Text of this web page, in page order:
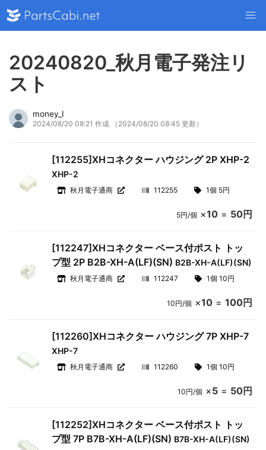
20240820_秋月電子発注リ
スト
money_I
2024/08/20 08:21 作成 （2024/08/20 08:45 更新）
[112255]XHコネクター ハウジング 2P XHP-2
XHP-2
秋月電子通商 112255 1個 5円
5円/個 ×10= 50円
[112247]XHコネクター ベース付ポスト トッ
プ型 2P B2B-XH-A(LF)(SN) B2B-XH-A(LF)(SN)
秋月電子通商 112247 1個 10円
10円/個 ×10= 100円
[112260]XHコネクター ハウジング 7P XHP-7
XHP-7
秋月電子通商 112260 1個 10円
10円/個 ×5= 50円
[112252]XHコネクター ベース付ポスト トッ
プ型 7P B7B-XH-A(LF)(SN) B7B-XH-A(LF)(SN)